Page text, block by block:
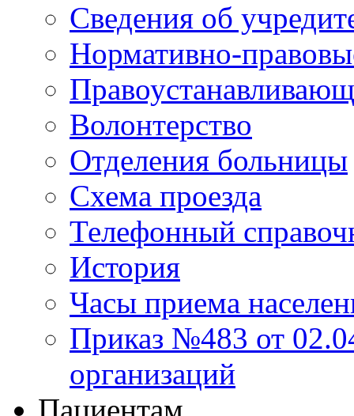
Сведения об
Нормативно-
Волонтерство
Отделения больницы
Схема проезда
Телефонный
История
Часы приема
Приказ №483 от
организаций